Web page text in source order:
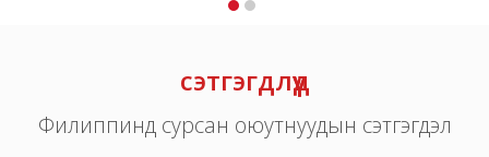
сэтгэгдлүүд
Филиппинд сурсан оюутнуудын сэтгэгдэл